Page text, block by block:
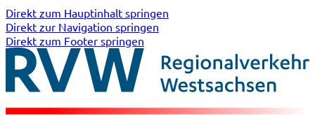
Direkt zum Hauptinhalt springen
Direkt zur Navigation springen
Direkt zum Footer springen